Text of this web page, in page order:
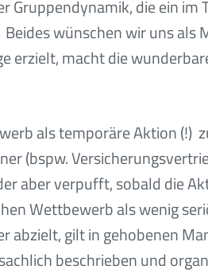
die ein
wünschen wir uns als
macht die
als temporäre Aktion (!)
(bspw.
aber verpufft, sobald die
Wettbewerb als wenig
gilt in gehobenen
beschrieben und